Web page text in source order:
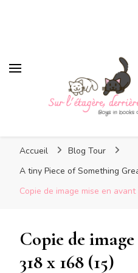
Sur
sirène
sirène
Accueil
Blog Tour
A tiny Piece of Something
Copie de image mise en
Copie de
318 x 168 (15)